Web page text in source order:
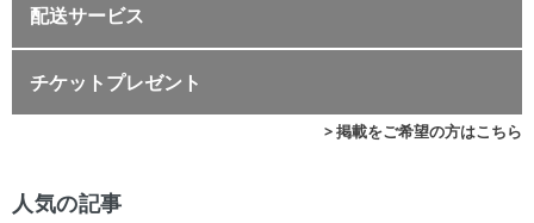
配送サービス
チケットプレゼント
> 掲載をご希望の方はこちら
人気の記事